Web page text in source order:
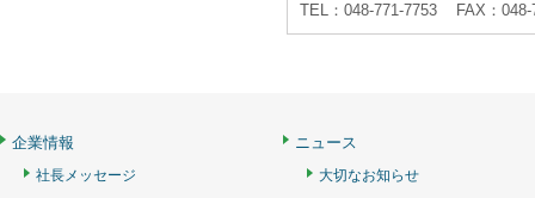
TEL：048-771-7753 FAX：
企業情報
社長メッセージ
ニュース
大切なお知らせ